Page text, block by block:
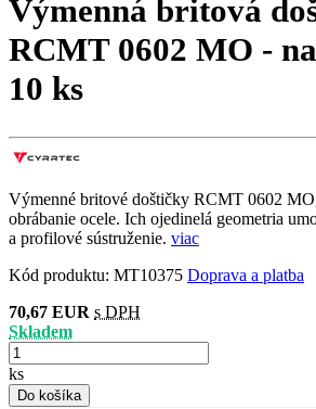
Výmenná britová
RCMT 0602 MO -
10 ks
Výmenné britové doštičky RCMT 0602
obrábanie ocele. Ich ojedinelá geometria
a profilové sústruženie. viac
Kód produktu: MT10375 Doprava a platba
70,67 EUR s DPH
Skladem
ks
Do košíka